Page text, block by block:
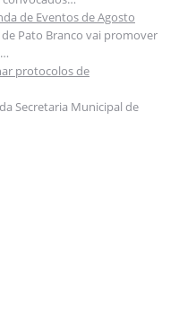
de Eventos de Agosto
Pato Branco vai promover
protocolos de
Secretaria Municipal de